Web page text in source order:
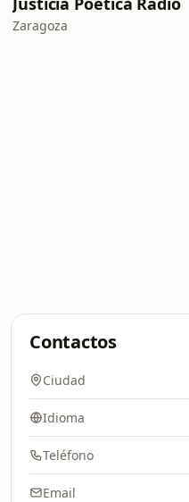
Zaragoza
Contactos
Ciudad
Idioma
Teléfono
Email